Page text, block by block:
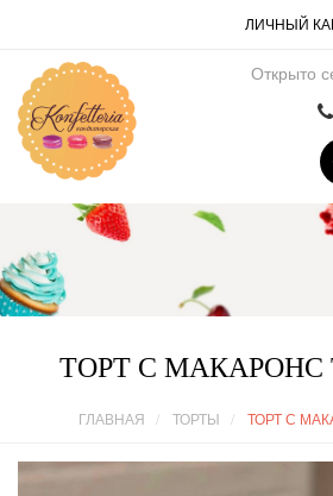
ЛИЧНЫЙ
Открыто
ТОРТ С
ГЛАВНАЯ ТОРТЫ ТОРТ С